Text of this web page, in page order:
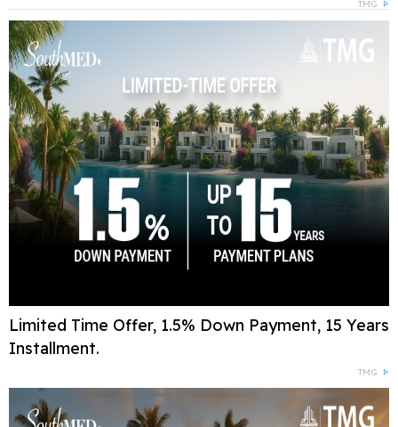
TMG
Limited Time Offer, 1.5% Down Payment, 15 Years
Installment.
TMG